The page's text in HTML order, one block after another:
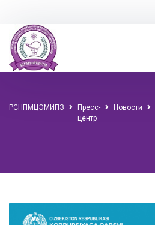
РСНПМЦЭМИПЗ
Пресс-
центр
Новости